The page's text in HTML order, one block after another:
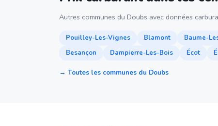
Autres communes du Doubs avec données
Pouilley-Les-Vignes Blamont Baume-
Besançon
Dampierre-Les-Bois Écot
→ Toutes les communes du Doubs